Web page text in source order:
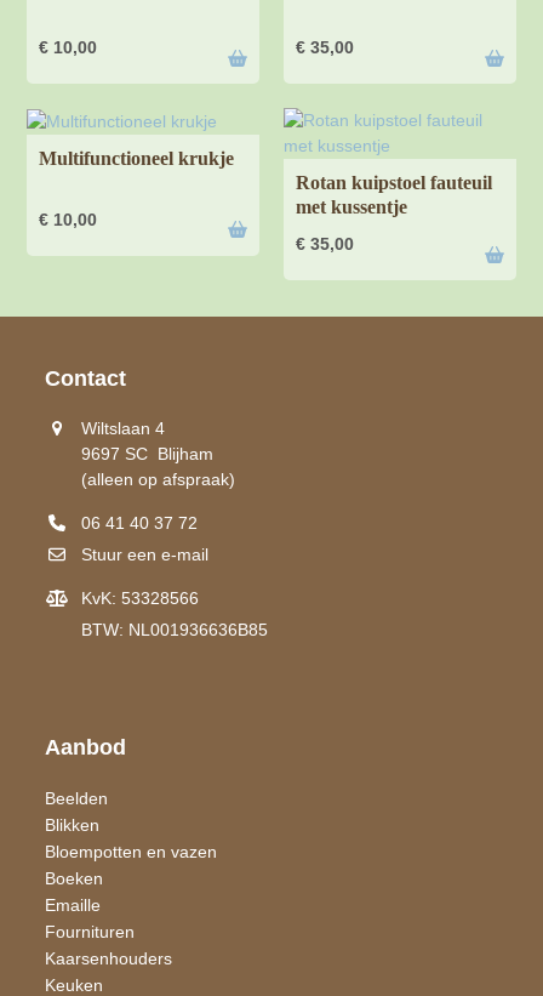
€ 10,00 € 35,00
Multifunctioneel krukje
€ 10,00
Rotan kuipstoel fauteuil
met kussentje
€ 35,00
Contact
Wiltslaan 4
9697 SC Blijham
(alleen op afspraak)
06 41 40 37 72
Stuur een e-mail
KvK: 53328566
BTW: NL001936636B85
Aanbod
Beelden
Blikken
Bloempotten en vazen
Boeken
Emaille
Fournituren
Kaarsen​houders
Keuken